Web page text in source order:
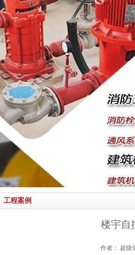
工程案例
楼宇自
作者： 超级